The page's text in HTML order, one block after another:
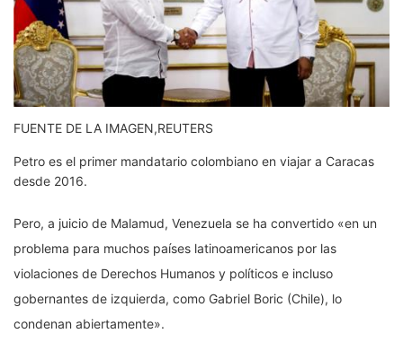
FUENTE DE LA IMAGEN,REUTERS
Petro es el primer mandatario colombiano en viajar a Caracas
desde 2016.
Pero, a juicio de Malamud, Venezuela se ha convertido «en un
problema para muchos países latinoamericanos por las
violaciones de Derechos Humanos y políticos e incluso
gobernantes de izquierda, como Gabriel Boric (Chile), lo
condenan abiertamente».